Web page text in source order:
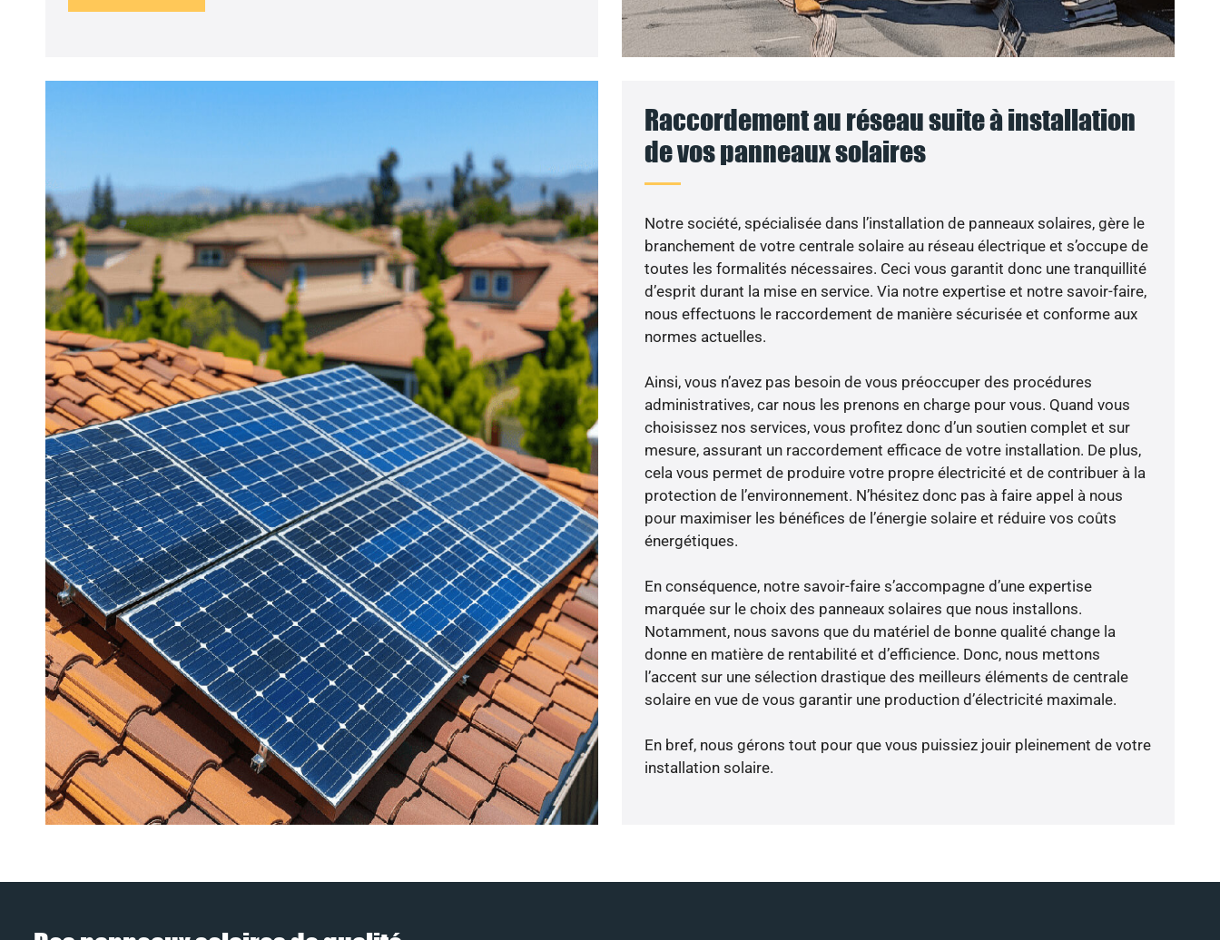
Raccordement au réseau suite à installation
de vos panneaux solaires
Notre société, spécialisée dans l’installation de panneaux solaires, gère le
branchement de votre centrale solaire au réseau électrique et s’occupe de
toutes les formalités nécessaires. Ceci vous garantit donc une tranquillité
d’esprit durant la mise en service. Via notre expertise et notre savoir-faire,
nous effectuons le raccordement de manière sécurisée et conforme aux
normes actuelles.
Ainsi, vous n’avez pas besoin de vous préoccuper des procédures
administratives, car nous les prenons en charge pour vous. Quand vous
choisissez nos services, vous profitez donc d’un soutien complet et sur
mesure, assurant un raccordement efficace de votre installation. De plus,
cela vous permet de produire votre propre électricité et de contribuer à la
protection de l’environnement. N’hésitez donc pas à faire appel à nous
pour maximiser les bénéfices de l’énergie solaire et réduire vos coûts
énergétiques.
En conséquence, notre savoir-faire s’accompagne d’une expertise
marquée sur le choix des panneaux solaires que nous installons.
Notamment, nous savons que du matériel de bonne qualité change la
donne en matière de rentabilité et d’efficience. Donc, nous mettons
l’accent sur une sélection drastique des meilleurs éléments de centrale
solaire en vue de vous garantir une production d’électricité maximale.
En bref, nous gérons tout pour que vous puissiez jouir pleinement de votre
installation solaire.